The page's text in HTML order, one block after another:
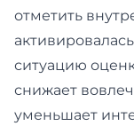
отметить
ситуацию
снижает
уменьшает